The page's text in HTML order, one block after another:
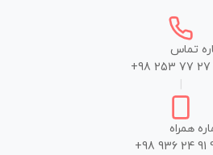
تماس
+98 253 77 27
همراه
+98 936 24 91